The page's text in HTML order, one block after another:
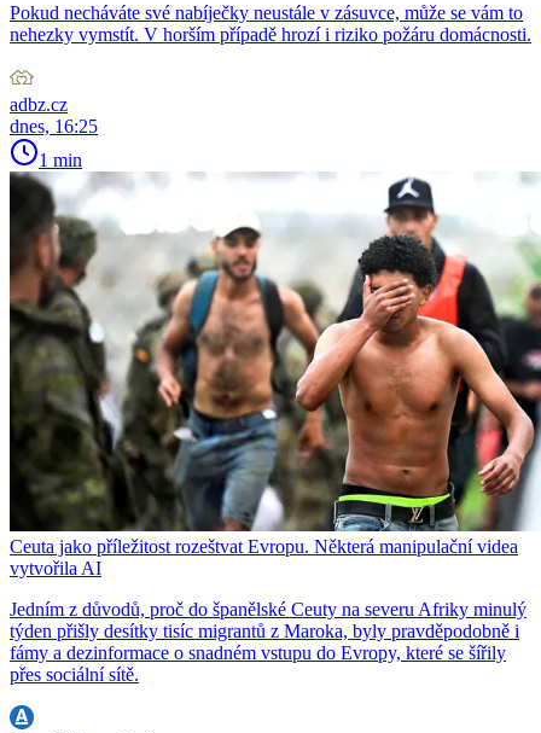
Pokud necháváte své nabíječky neustále v zásuvce, může se vám to
nehezky vymstít. V horším případě hrozí i riziko požáru domácnosti.
adbz.cz
dnes, 16:25
1 min
Ceuta jako příležitost rozeštvat Evropu. Některá manipulační videa
vytvořila AI
Jedním z důvodů, proč do španělské Ceuty na severu Afriky minulý
týden přišly desítky tisíc migrantů z Maroka, byly pravděpodobně i
fámy a dezinformace o snadném vstupu do Evropy, které se šířily
přes sociální sítě.